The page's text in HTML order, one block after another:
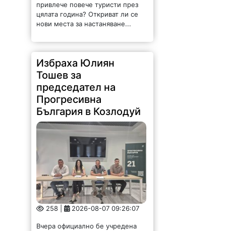
привлече повече туристи през
цялата година? Откриват ли се
нови места за настаняване...
Избраха Юлиян
Тошев за
председател на
Прогресивна
България в Козлодуй
258 | 2026-08-07 09:26:07
Вчера официално бе учредена